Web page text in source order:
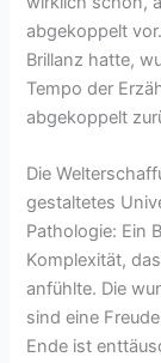
abgekoppelt
Brillanz hatte,
Tempo der
abgekoppelt
Die
gestaltetes
Pathologie: Ein
Komplexität,
anfühlte. Die
sind eine
Ende ist